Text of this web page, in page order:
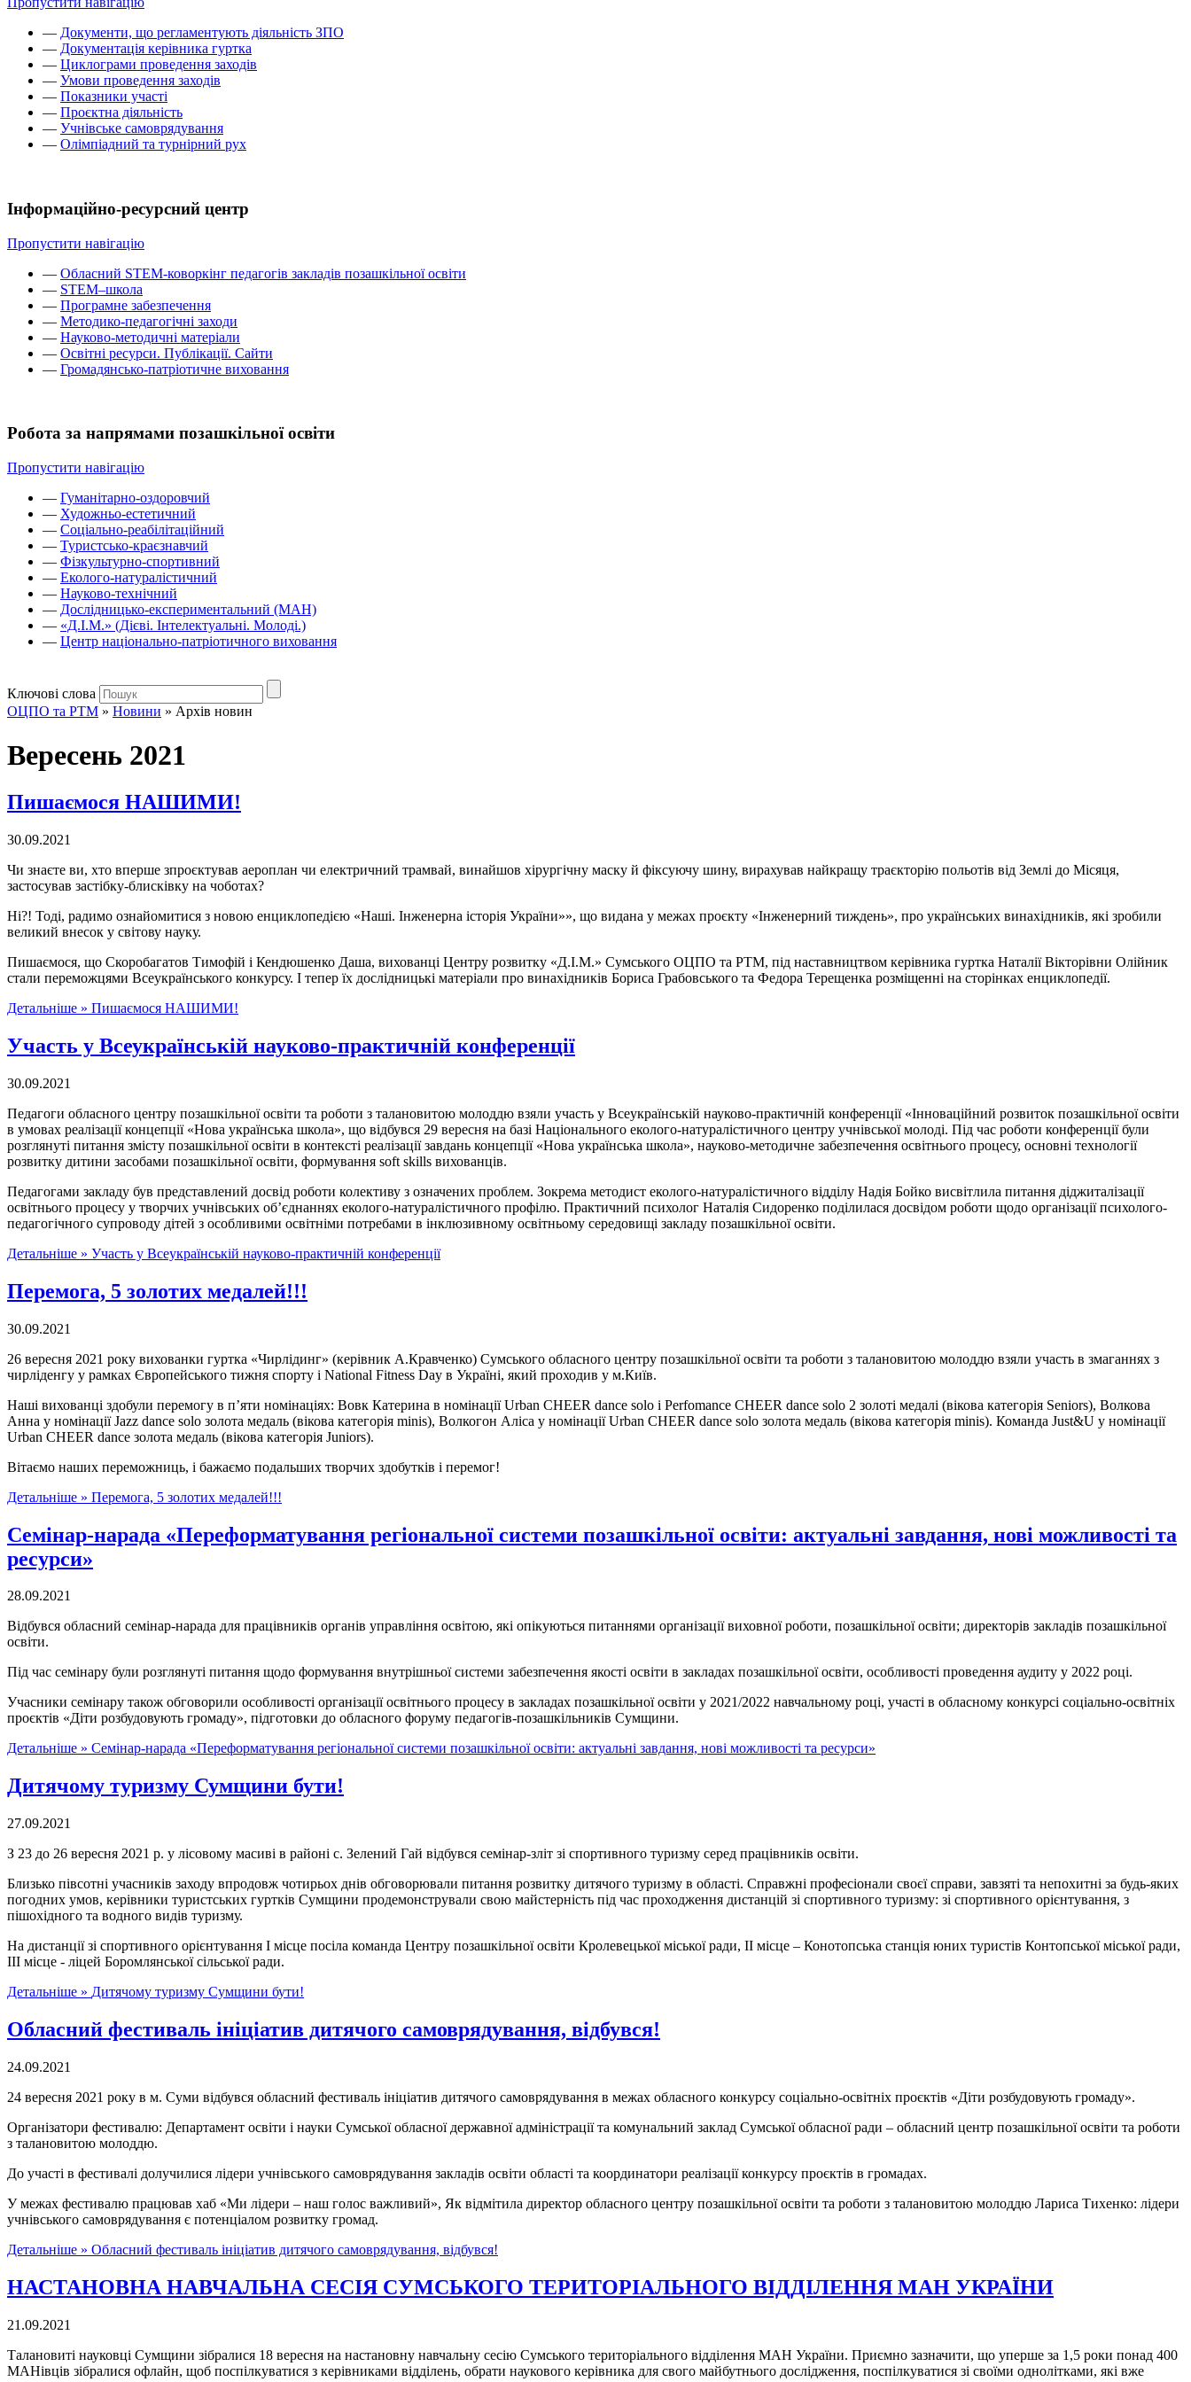
— Документи, що регламентують діяльність ЗПО
— Документація керівника гуртка
— Циклограми проведення заходів
— Умови проведення заходів
— Показники участі
— Проєктна діяльність
— Учнівське самоврядування
— Олімпіадний та турнірний рух
Інформаційно-ресурсний центр
Пропустити навігацію
— Обласний STEM-коворкінг педагогів закладів позашкільної освіти
— STEM–школа
— Програмне забезпечення
— Методико-педагогічні заходи
— Науково-методичні матеріали
— Освітні ресурси. Публікації. Сайти
— Громадянсько-патріотичне виховання
Робота за напрямами позашкільної освіти
Пропустити навігацію
— Гуманітарно-оздоровчий
— Художньо-естетичний
— Соціально-реабілітаційний
— Туристсько-краєзнавчий
— Фізкультурно-спортивний
— Еколого-натуралістичний
— Науково-технічний
— Дослідницько-експериментальний (МАН)
— «Д.І.М.» (Дієві. Інтелектуальні. Молоді.)
— Центр національно-патріотичного виховання
Ключові слова
ОЦПО та РТМ » Новини » Архів новин
Вересень 2021
Пишаємося НАШИМИ!
30.09.2021
Чи знаєте ви, хто вперше зпроєктував аероплан чи електричний трамвай, винайшов хірургічну маску й фіксуючу шину, вирахував найкращу траєкторію польотів від Землі до Місяця,
застосував застібку-блисківку на чоботах?
Ні?! Тоді, радимо ознайомитися з новою енциклопедією «Наші. Інженерна історія України»», що видана у межах проєкту «Інженерний тиждень», про українських винахідників, які зробили
великий внесок у світову науку.
Пишаємося, що Скоробагатов Тимофій і Кендюшенко Даша, вихованці Центру розвитку «Д.І.М.» Сумського ОЦПО та РТМ, під наставництвом керівника гуртка Наталії Вікторівни Олійник
стали переможцями Всеукраїнського конкурсу. І тепер їх дослідницькі матеріали про винахідників Бориса Грабовського та Федора Терещенка розміщенні на сторінках енциклопедії.
Детальніше » Пишаємося НАШИМИ!
Участь у Всеукраїнській науково-практичній конференції
30.09.2021
Педагоги обласного центру позашкільної освіти та роботи з талановитою молоддю взяли участь у Всеукраїнській науково-практичній конференції «Інноваційний розвиток позашкільної освіти
в умовах реалізації концепції «Нова українська школа», що відбувся 29 вересня на базі Національного еколого-натуралістичного центру учнівської молоді. Під час роботи конференції були
розглянуті питання змісту позашкільної освіти в контексті реалізації завдань концепції «Нова українська школа», науково-методичне забезпечення освітнього процесу, основні технології
розвитку дитини засобами позашкільної освіти, формування soft skills вихованців.
Педагогами закладу був представлений досвід роботи колективу з означених проблем. Зокрема методист еколого-натуралістичного відділу Надія Бойко висвітлила питання діджиталізації
освітнього процесу у творчих учнівських об’єднаннях еколого-натуралістичного профілю. Практичний психолог Наталія Сидоренко поділилася досвідом роботи щодо організації психолого-
педагогічного супроводу дітей з особливими освітніми потребами в інклюзивному освітньому середовищі закладу позашкільної освіти.
Детальніше » Участь у Всеукраїнській науково-практичній конференції
Перемога, 5 золотих медалей!!!
30.09.2021
26 вересня 2021 року вихованки гуртка «Чирлідинг» (керівник А.Кравченко) Сумського обласного центру позашкільної освіти та роботи з талановитою молоддю взяли участь в змаганнях з
чирліденгу у рамках Європейського тижня спорту і National Fitness Day в Україні, який проходив у м.Київ.
Наші вихованці здобули перемогу в п’яти номінаціях: Вовк Катерина в номінації Urban CHEER dance solo і Perfomance CHEER dance solo 2 золоті медалі (вікова категорія Seniors), Волкова
Анна у номінації Jazz dance solo золота медаль (вікова категорія minis), Волкогон Аліса у номінації Urban CHEER dance solo золота медаль (вікова категорія minis). Команда Just&U у номінації
Urban CHEER dance золота медаль (вікова категорія Juniors).
Вітаємо наших переможниць, і бажаємо подальших творчих здобутків і перемог!
Детальніше » Перемога, 5 золотих медалей!!!
Семінар-нарада «Переформатування регіональної системи позашкільної освіти: актуальні завдання, нові можливості та
ресурси»
28.09.2021
Відбувся обласний семінар-нарада для працівників органів управління освітою, які опікуються питаннями організації виховної роботи, позашкільної освіти; директорів закладів позашкільної
освіти.
Під час семінару були розглянуті питання щодо формування внутрішньої системи забезпечення якості освіти в закладах позашкільної освіти, особливості проведення аудиту у 2022 році.
Учасники семінару також обговорили особливості організації освітнього процесу в закладах позашкільної освіти у 2021/2022 навчальному році, участі в обласному конкурсі соціально-освітніх
проєктів «Діти розбудовують громаду», підготовки до обласного форуму педагогів-позашкільників Сумщини.
Детальніше » Семінар-нарада «Переформатування регіональної системи позашкільної освіти: актуальні завдання, нові можливості та ресурси»
Дитячому туризму Сумщини бути!
27.09.2021
З 23 до 26 вересня 2021 р. у лісовому масиві в районі с. Зелений Гай відбувся семінар-зліт зі спортивного туризму серед працівників освіти.
Близько півсотні учасників заходу впродовж чотирьох днів обговорювали питання розвитку дитячого туризму в області. Справжні професіонали своєї справи, завзяті та непохитні за будь-яких
погодних умов, керівники туристських гуртків Сумщини продемонстрували свою майстерність під час проходження дистанцій зі спортивного туризму: зі спортивного орієнтування, з
пішохідного та водного видів туризму.
На дистанції зі спортивного орієнтування І місце посіла команда Центру позашкільної освіти Кролевецької міської ради, ІІ місце – Конотопська станція юних туристів Контопської міської ради,
ІІІ місце - ліцей Боромлянської сільської ради.
Детальніше » Дитячому туризму Сумщини бути!
Обласний фестиваль ініціатив дитячого самоврядування, відбувся!
24.09.2021
24 вересня 2021 року в м. Суми відбувся обласний фестиваль ініціатив дитячого самоврядування в межах обласного конкурсу соціально-освітніх проєктів «Діти розбудовують громаду».
Організатори фестивалю: Департамент освіти і науки Сумської обласної державної адміністрації та комунальний заклад Сумської обласної ради – обласний центр позашкільної освіти та роботи
з талановитою молоддю.
До участі в фестивалі долучилися лідери учнівського самоврядування закладів освіти області та координатори реалізації конкурсу проєктів в громадах.
У межах фестивалю працював хаб «Ми лідери – наш голос важливий», Як відмітила директор обласного центру позашкільної освіти та роботи з талановитою молоддю Лариса Тихенко: лідери
учнівського самоврядування є потенціалом розвитку громад.
Детальніше » Обласний фестиваль ініціатив дитячого самоврядування, відбувся!
НАСТАНОВНА НАВЧАЛЬНА СЕСІЯ СУМСЬКОГО ТЕРИТОРІАЛЬНОГО ВІДДІЛЕННЯ МАН УКРАЇНИ
21.09.2021
Талановиті науковці Сумщини зібралися 18 вересня на настановну навчальну сесію Сумського територіального відділення МАН України. Приємно зазначити, що уперше за 1,5 роки понад 400
МАНівців зібралися офлайн, щоб поспілкуватися з керівниками відділень, обрати наукового керівника для свого майбутнього дослідження, поспілкуватися зі своїми однолітками, які вже